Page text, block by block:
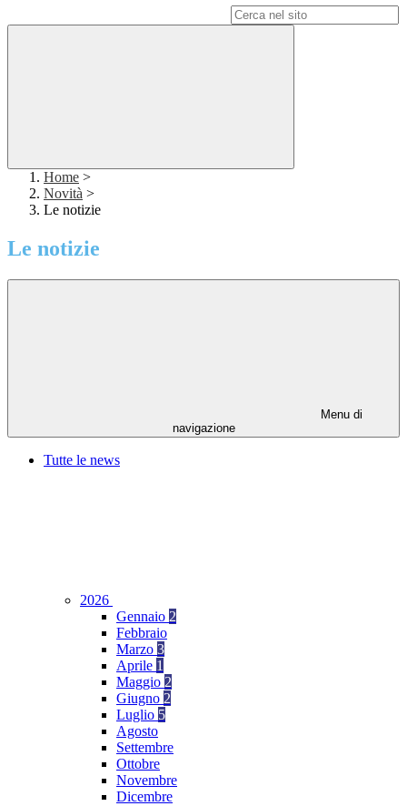
Home >
Novità >
Le notizie
Le notizie
Menu di
navigazione
Tutte le news
2026
Gennaio 2
Febbraio
Marzo 3
Aprile 1
Maggio 2
Giugno 2
Luglio 5
Agosto
Settembre
Ottobre
Novembre
Dicembre